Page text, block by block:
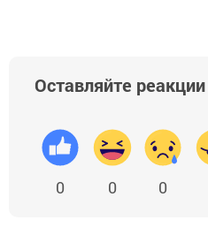
Оставляйте реакции
0 0 0